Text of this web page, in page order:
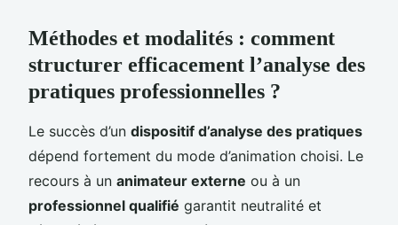
Méthodes et modalités : comment
structurer efficacement l’analyse des
pratiques professionnelles ?
Le succès d’un dispositif d’analyse des pratiques
dépend fortement du mode d’animation choisi. Le
recours à un animateur externe ou à un
professionnel qualifié garantit neutralité et